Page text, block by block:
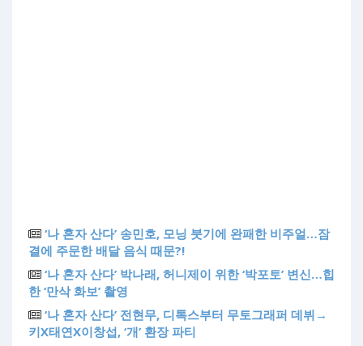
‘나 혼자 산다’ 송민호, 모닝 붓기에 완패한 비주얼…잠
결에 주문한 배달 음식 때문?!
‘나 혼자 산다’ 박나래, 허니제이 위한 ‘박포토’ 변신…힙
한 ‘만삭 화보’ 촬영
‘나 혼자 산다’ 전현무, 디톡스부터 무토그래퍼 데뷔→
키X태연X이창섭, ‘개’ 환장 파티